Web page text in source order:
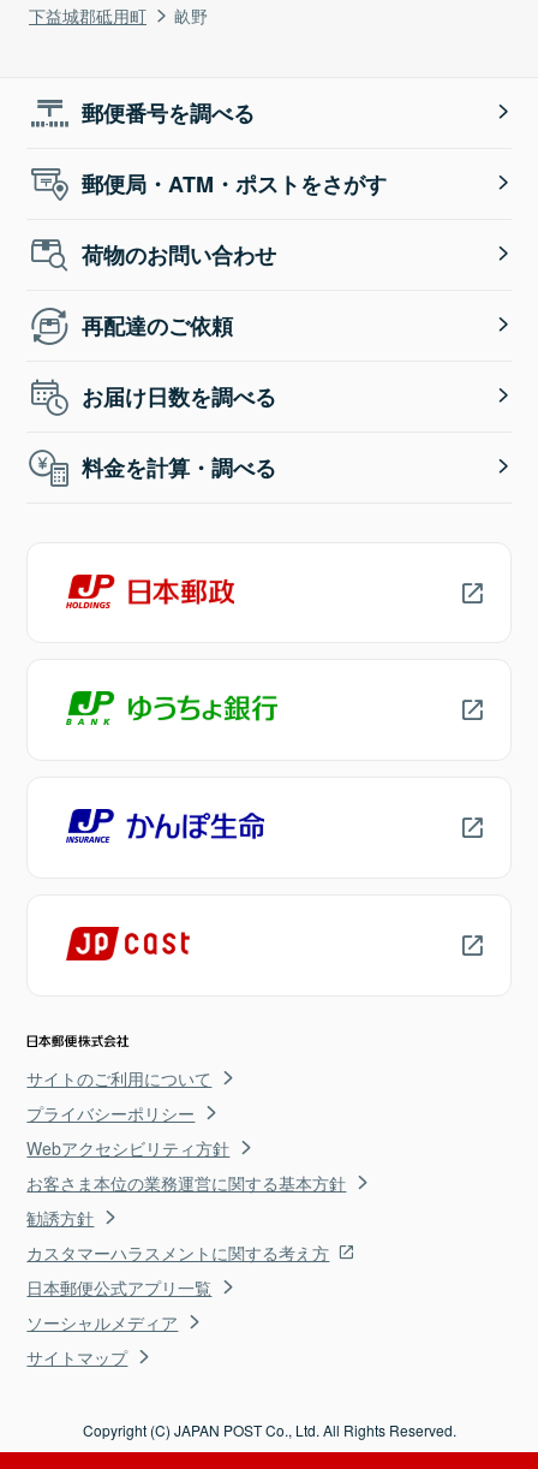
下益城郡砥用町
畝野
郵便番号を調べる
郵便局・ATM・ポストをさがす
荷物のお問い合わせ
再配達のご依頼
お届け日数を調べる
料金を計算・調べる
サイトのご利用について
プライバシーポリシー
Webアクセシビリティ方針
お客さま本位の業務運営に関する基本方針
勧誘方針
カスタマーハラスメントに関する考え方
日本郵便公式アプリ一覧
ソーシャルメディア
サイトマップ
Copyright (C) JAPAN POST Co., Ltd. All Rights Reserved.